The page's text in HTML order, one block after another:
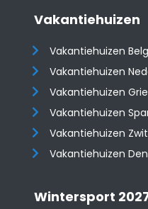
Vakantiehuizen
Vakantiehuizen
Vakantiehuizen
Vakantiehuizen
Vakantiehuizen
​​​​​​​Vakantiehuizen
Vakantiehuizen
Wintersport